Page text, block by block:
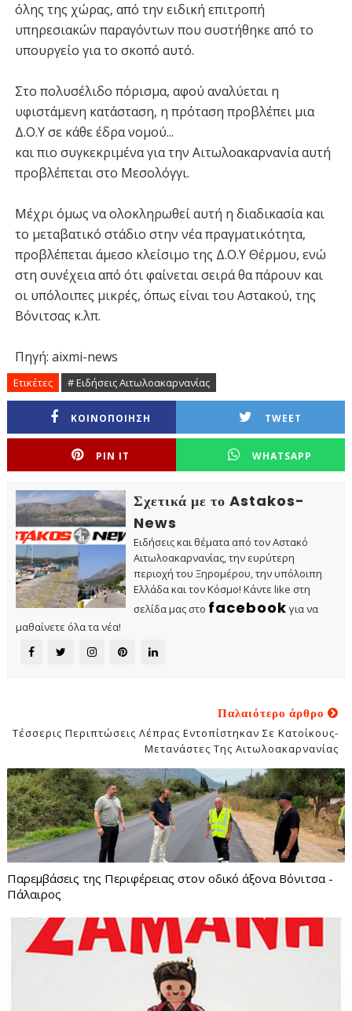
όλης της χώρας, από την ειδική επιτροπή
υπηρεσιακών παραγόντων που συστήθηκε από το
υπουργείο για το σκοπό αυτό.
Στο πολυσέλιδο πόρισμα, αφού αναλύεται η
υφιστάμενη κατάσταση, η πρόταση προβλέπει μια
Δ.Ο.Υ σε κάθε έδρα νομού...
και πιο συγκεκριμένα για την Αιτωλοακαρνανία αυτή
προβλέπεται στο Μεσολόγγι.
Μέχρι όμως να ολοκληρωθεί αυτή η διαδικασία και
το μεταβατικό στάδιο στην νέα πραγματικότητα,
προβλέπεται άμεσο κλείσιμο της Δ.Ο.Υ Θέρμου, ενώ
στη συνέχεια από ότι φαίνεται σειρά θα πάρουν και
οι υπόλοιπες μικρές, όπως είναι του Αστακού, της
Βόνιτσας κ.λπ.
Πηγή: aixmi-news
Ετικέτες # Ειδήσεις Αιτωλοακαρνανίας
ΚΟΙΝΟΠΟΙΗΣΗ TWEET
PIN IT WHATSAPP
Σχετικά με το Astakos-
News
Ειδήσεις και θέματα από τον Αστακό
Αιτωλοακαρνανίας, την ευρύτερη
περιοχή του Ξηρομέρου, την υπόλοιπη
Ελλάδα και τον Κόσμο! Κάντε like στη
σελίδα μας στο facebook για να
μαθαίνετε όλα τα νέα!
Παλαιότερο άρθρο
Τέσσερις Περιπτώσεις Λέπρας Εντοπίστηκαν Σε Κατοίκους-
Μετανάστες Της Αιτωλοακαρνανίας
Παρεμβάσεις της Περιφέρειας στον οδικό άξονα Βόνιτσα -
Πάλαιρος